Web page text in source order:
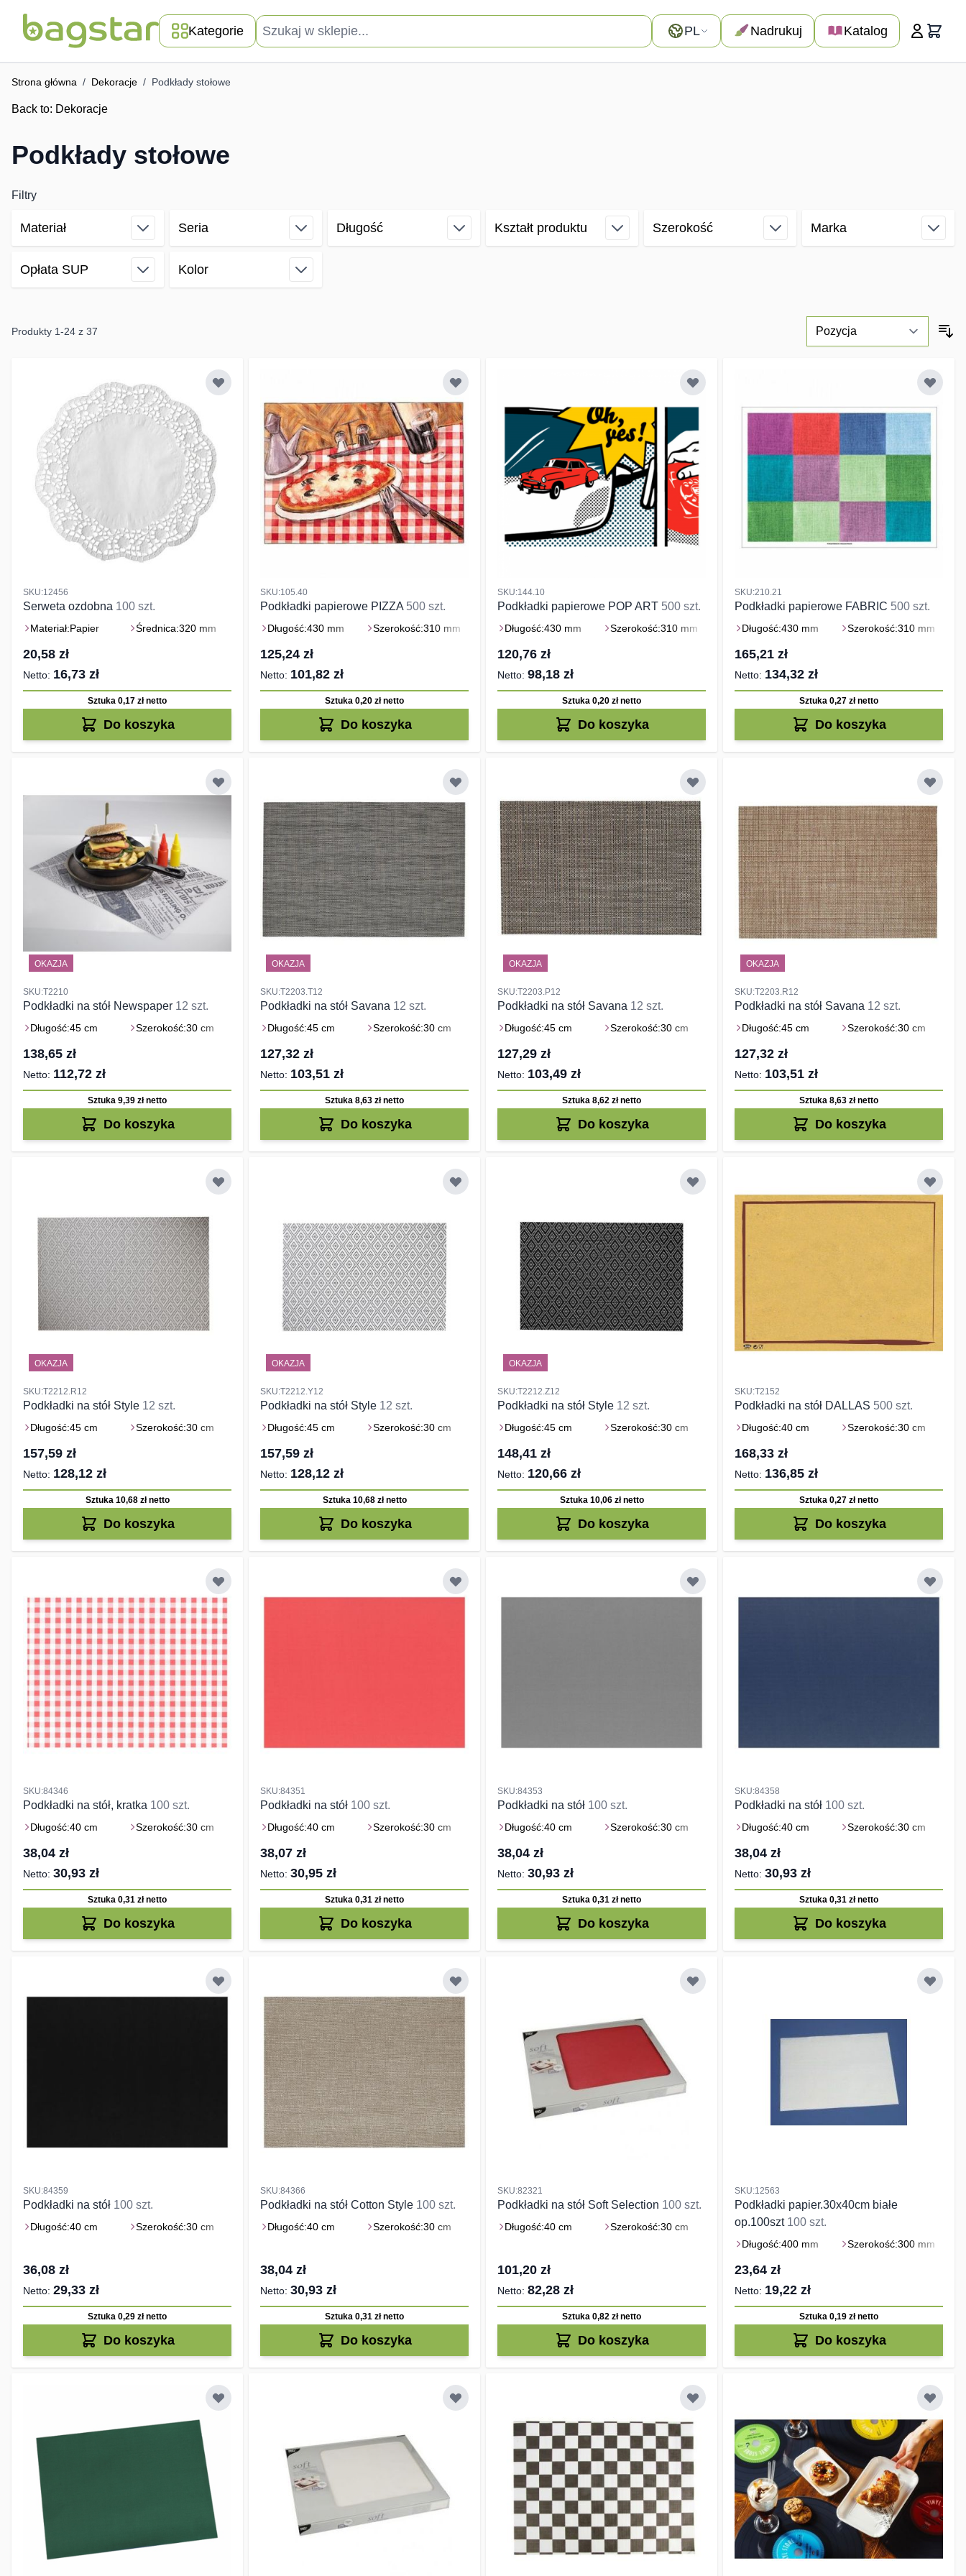
Kategorie
Szukaj w sklepie...
Język
PL Nadrukuj Katalog Koszyk
Strona główna / Dekoracje / Podkłady stołowe
Back to: Dekoracje
Podkłady stołowe
Filtry
Skip to product list
Materiał
filter
Seria
filter
Długość
filter
Kształt produktu
filter
Szerokość
filter
Marka
filter
Opłata SUP
filter
Kolor
filter
Produkty 1-24 z 37
SKU:12456
Serweta ozdobna 100 szt.
Materiał:Papier Średnica:320 mm
20,58 zł
16,73 zł
Sztuka 0,17 złnetto
Do koszyka
SKU:105.40
Podkładki papierowe PIZZA 500 szt.
Długość:430 mm Szerokość:310 mm
125,24 zł
101,82 zł
Sztuka 0,20 złnetto
Do koszyka
SKU:144.10
Podkładki papierowe POP ART 500 szt.
Długość:430 mm Szerokość:310 mm
120,76 zł
98,18 zł
Sztuka 0,20 złnetto
Do koszyka
SKU:210.21
Podkładki papierowe FABRIC 500 szt.
Długość:430 mm Szerokość:310 mm
165,21 zł
134,32 zł
Sztuka 0,27 złnetto
Do koszyka
OKAZJA
SKU:T2210
Podkładki na stół Newspaper 12 szt.
Długość:45 cm Szerokość:30 cm
138,65 zł
112,72 zł
Sztuka 9,39 złnetto
Do koszyka
OKAZJA
SKU:T2203.T12
Podkładki na stół Savana 12 szt.
Długość:45 cm Szerokość:30 cm
127,32 zł
103,51 zł
Sztuka 8,63 złnetto
Do koszyka
OKAZJA
SKU:T2203.P12
Podkładki na stół Savana 12 szt.
Długość:45 cm Szerokość:30 cm
127,29 zł
103,49 zł
Sztuka 8,62 złnetto
Do koszyka
OKAZJA
SKU:T2203.R12
Podkładki na stół Savana 12 szt.
Długość:45 cm Szerokość:30 cm
127,32 zł
103,51 zł
Sztuka 8,63 złnetto
Do koszyka
OKAZJA
SKU:T2212.R12
Podkładki na stół Style 12 szt.
Długość:45 cm Szerokość:30 cm
157,59 zł
128,12 zł
Sztuka 10,68 złnetto
Do koszyka
OKAZJA
SKU:T2212.Y12
Podkładki na stół Style 12 szt.
Długość:45 cm Szerokość:30 cm
157,59 zł
128,12 zł
Sztuka 10,68 złnetto
Do koszyka
OKAZJA
SKU:T2212.Z12
Podkładki na stół Style 12 szt.
Długość:45 cm Szerokość:30 cm
148,41 zł
120,66 zł
Sztuka 10,06 złnetto
Do koszyka
SKU:T2152
Podkładki na stół DALLAS 500 szt.
Długość:40 cm Szerokość:30 cm
168,33 zł
136,85 zł
Sztuka 0,27 złnetto
Do koszyka
SKU:84346
Podkładki na stół, kratka 100 szt.
Długość:40 cm Szerokość:30 cm
38,04 zł
30,93 zł
Sztuka 0,31 złnetto
Do koszyka
SKU:84351
Podkładki na stół 100 szt.
Długość:40 cm Szerokość:30 cm
38,07 zł
30,95 zł
Sztuka 0,31 złnetto
Do koszyka
SKU:84353
Podkładki na stół 100 szt.
Długość:40 cm Szerokość:30 cm
38,04 zł
30,93 zł
Sztuka 0,31 złnetto
Do koszyka
SKU:84358
Podkładki na stół 100 szt.
Długość:40 cm Szerokość:30 cm
38,04 zł
30,93 zł
Sztuka 0,31 złnetto
Do koszyka
SKU:84359
Podkładki na stół 100 szt.
Długość:40 cm Szerokość:30 cm
36,08 zł
29,33 zł
Sztuka 0,29 złnetto
Do koszyka
SKU:84366
Podkładki na stół Cotton Style 100 szt.
Długość:40 cm Szerokość:30 cm
38,04 zł
30,93 zł
Sztuka 0,31 złnetto
Do koszyka
SKU:82321
Podkładki na stół Soft Selection 100 szt.
Długość:40 cm Szerokość:30 cm
101,20 zł
82,28 zł
Sztuka 0,82 złnetto
Do koszyka
SKU:12563
Podkładki papier.30x40cm białe
op.100szt 100 szt.
Długość:400 mm Szerokość:300 mm
23,64 zł
19,22 zł
Sztuka 0,19 złnetto
Do koszyka